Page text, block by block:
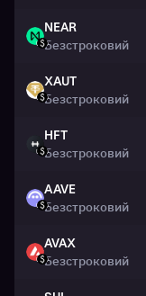
NEAR
USD
NEAR
Безстроковий
XAUT
USD
XAUT
Безстроковий
HFT
USD
HFT
Безстроковий
AAVE
USD
AAVE
Безстроковий
AVAX
USD
AVAX
Безстроковий